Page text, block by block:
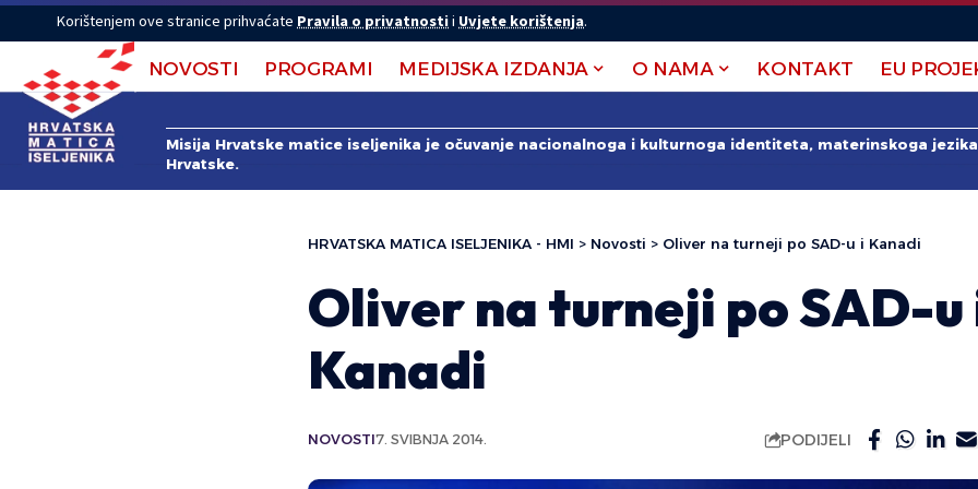
Korištenjem ove stranice prihvaćate Pravila o privatnostii Uvjete korištenja.
NOVOSTI PROGRAMI MEDIJSKA IZDANJA O NAMA KONTAKT EU
Misija Hrvatske matice iseljenika je očuvanje nacionalnoga i kulturnoga identiteta, materinskoga
Hrvatske.
HRVATSKA MATICA ISELJENIKA - HMI > Novosti > Oliver na turneji po SAD-u i Kanadi
Oliver na turneji po SAD-u
Kanadi
NOVOSTI7. SVIBNJA 2014. PODIJELI